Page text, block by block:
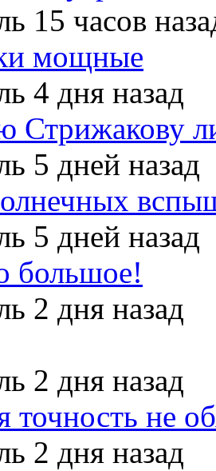
15 часов
мощные
4 дня назад
Стрижакову
5 дней назад
5 дней назад
большое!
2 дня назад
2 дня назад
точность не
2 дня назад